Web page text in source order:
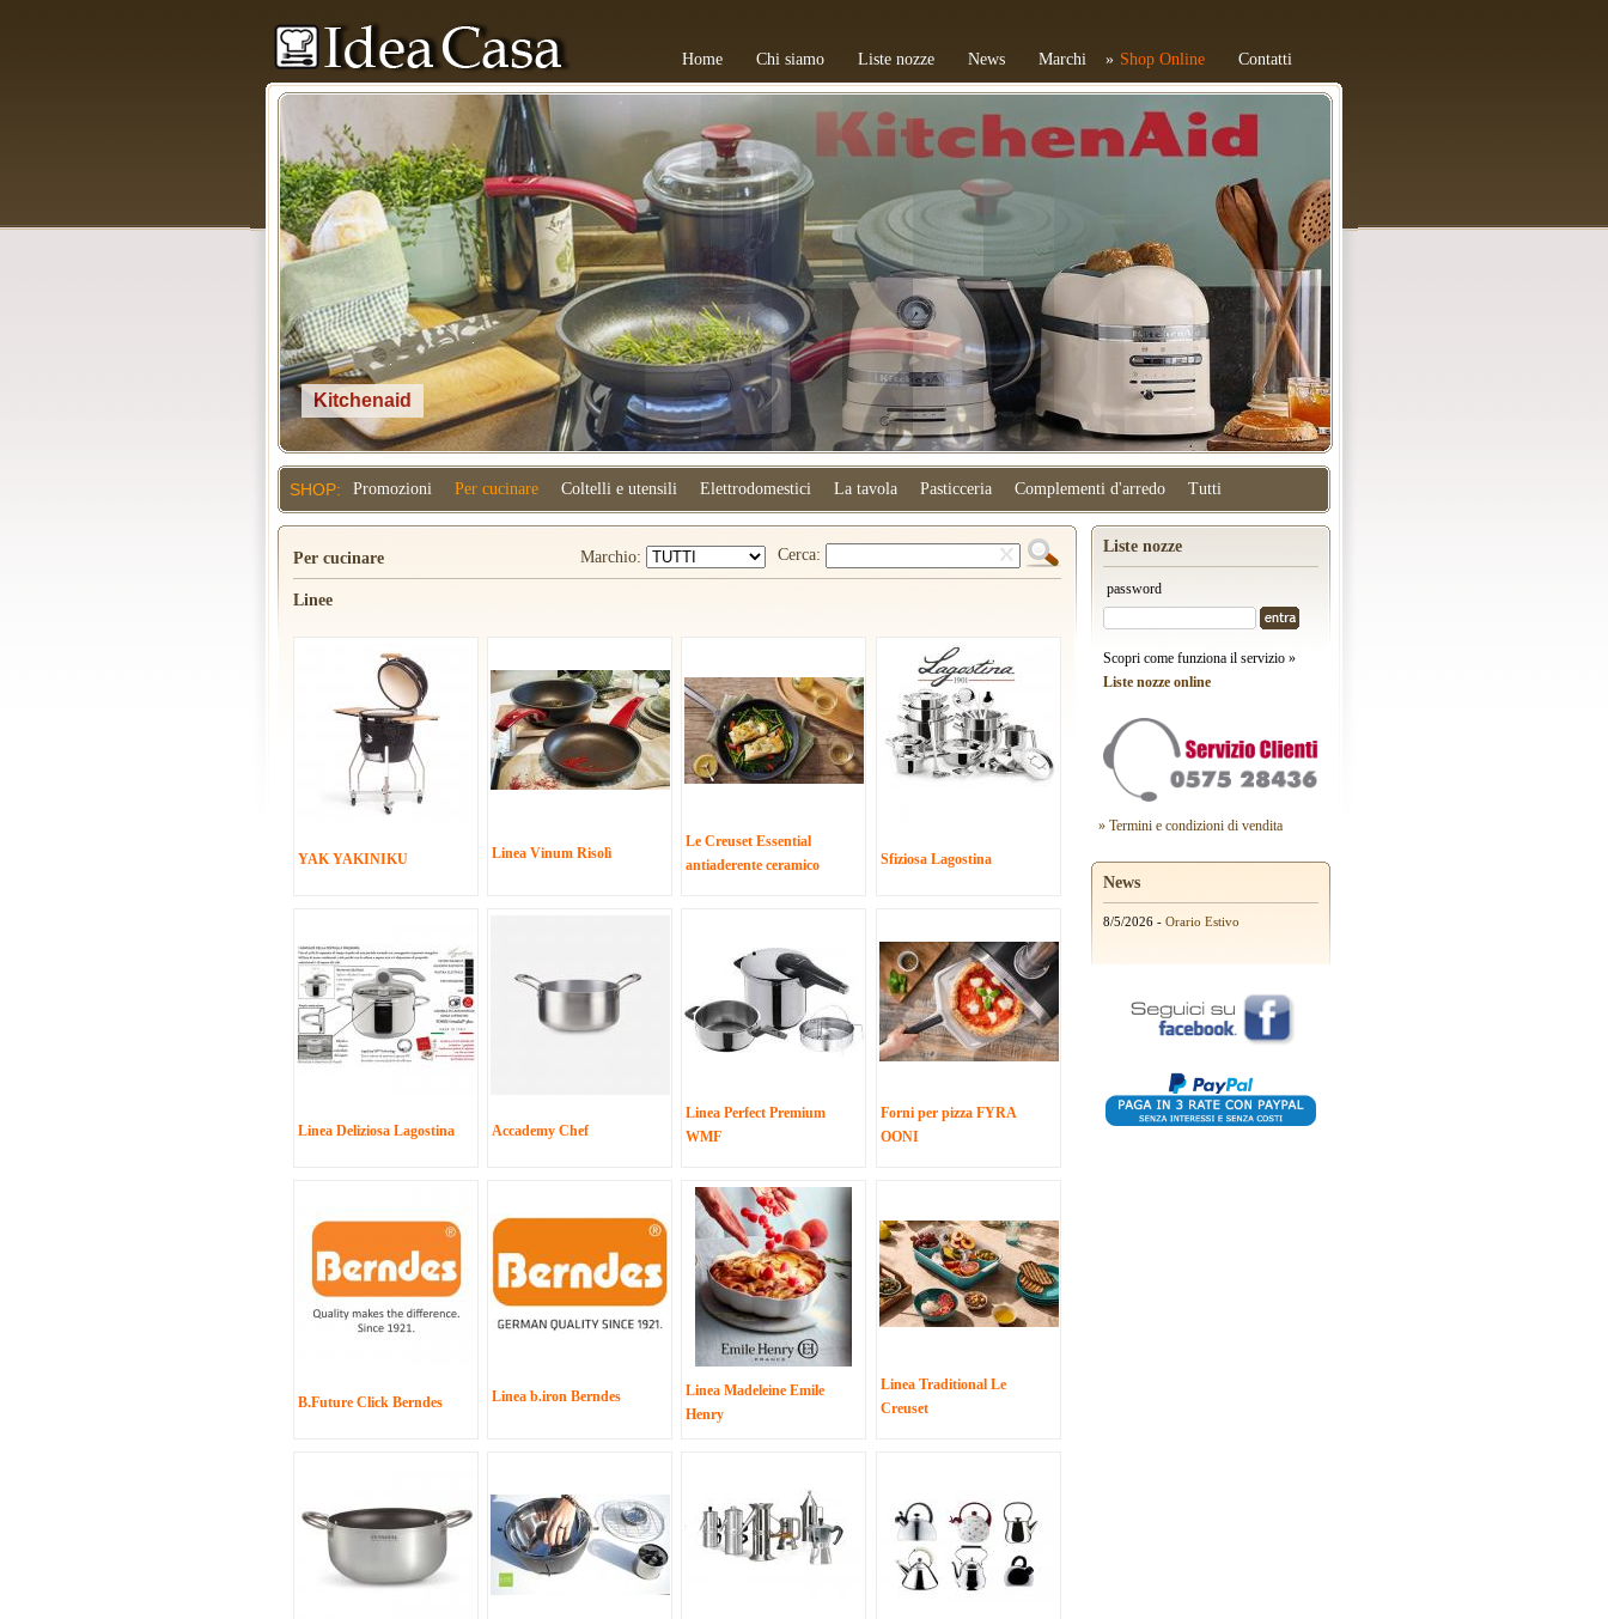
Home Chi siamo Liste nozze News Marchi Shop Online Contatti
Kitchenaid
SHOP: Promozioni Per cucinare Coltelli e utensili Elettrodomestici La tavola Pasticceria Complementi d'arredo Tutti
Per cucinare Marchio: Cerca:
Linee
YAK YAKINIKU Linea Vinum Risolì
Le Creuset Essential
antiaderente ceramico
Sfiziosa Lagostina
Linea Deliziosa Lagostina Accademy Chef
Linea Perfect Premium
WMF
Forni per pizza FYRA
OONI
B.Future Click Berndes Linea b.iron Berndes
Linea Madeleine Emile
Henry
Linea Traditional Le
Creuset
Liste nozze
password
Scopri come funziona il servizio »
Liste nozze online
» Termini e condizioni di vendita
News
8/5/2026 - Orario Estivo